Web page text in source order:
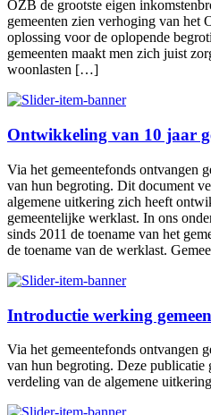
OZB de grootste eigen
gemeenten zien verhoging van het
oplossing voor de oplopende
gemeenten maakt men zich juist
woonlasten […]
Ontwikkeling van 10 jaar
Via het gemeentefonds ontvangen
van hun begroting. Dit document
algemene uitkering zich heeft
gemeentelijke werklast. In ons
sinds 2011 de toename van het
de toename van de werklast.
Introductie werking
Via het gemeentefonds ontvangen
van hun begroting. Deze
verdeling van de algemene